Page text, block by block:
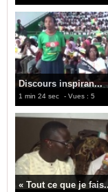
Discours inspiran...
1 min 24 sec - Vues : 5
« Tout ce que je